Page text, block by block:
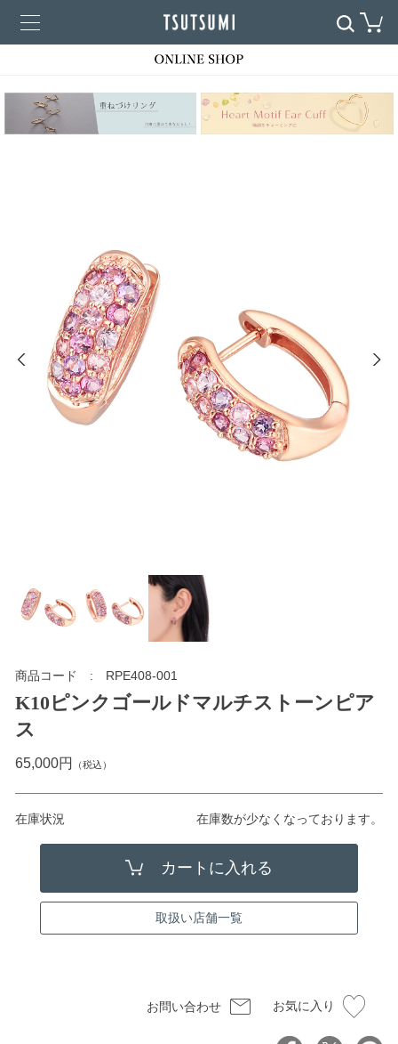
商品コード RPE408-001
K10ピンクゴールドマルチストーンピア
ス
65,000円 （税込）
在庫状況 在庫数が少なくなっております。
取扱い店舗一覧
お問い合わせ お気に入り